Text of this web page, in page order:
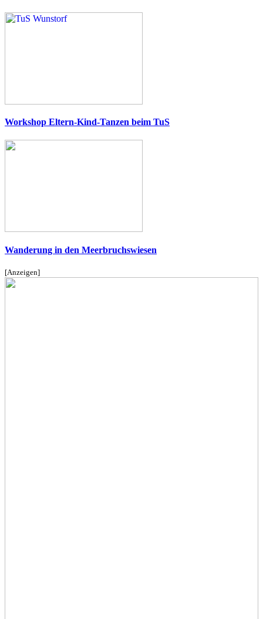
Workshop Eltern-Kind-Tanzen beim TuS
Wanderung in den Meerbruchswiesen
[Anzeigen]